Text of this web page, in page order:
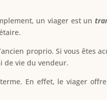
un viager est un
proprio. Si vous êtes
de vie du vendeur.
En effet, le viager